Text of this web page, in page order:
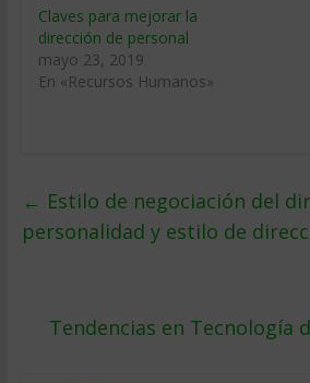
Claves para mejorar la
dirección de personal
mayo 23, 2019
En «Recursos Humanos»
← Estilo de negociación del
personalidad y estilo de
Tendencias en Tecnología